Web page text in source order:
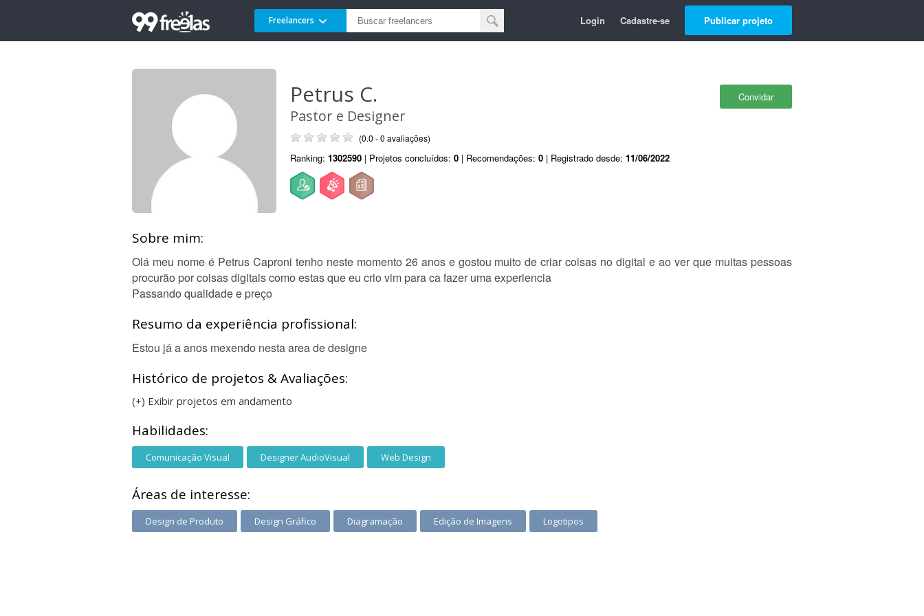
Freelancers Login Cadastre-se Publicar projeto
Convidar
Petrus C.
Pastor e Designer
(0.0 - 0 avaliações)
Ranking: 1302590 | Projetos concluídos: 0 | Recomendações: 0 | Registrado desde: 11/06/2022
Sobre mim:
Olá meu nome é Petrus Caproni tenho neste momento 26 anos e gostou muito de criar coisas no digital e ao ver que muitas pessoas
procurão por coisas digitais como estas que eu crio vim para ca fazer uma experiencia
Passando qualidade e preço
Resumo da experiência profissional:
Estou já a anos mexendo nesta area de designe
Histórico de projetos & Avaliações:
(+) Exibir projetos em andamento
Habilidades:
Comunicação Visual Designer AudioVisual Web Design
Áreas de interesse:
Design de Produto Design Gráfico Diagramação Edição de Imagens Logotipos